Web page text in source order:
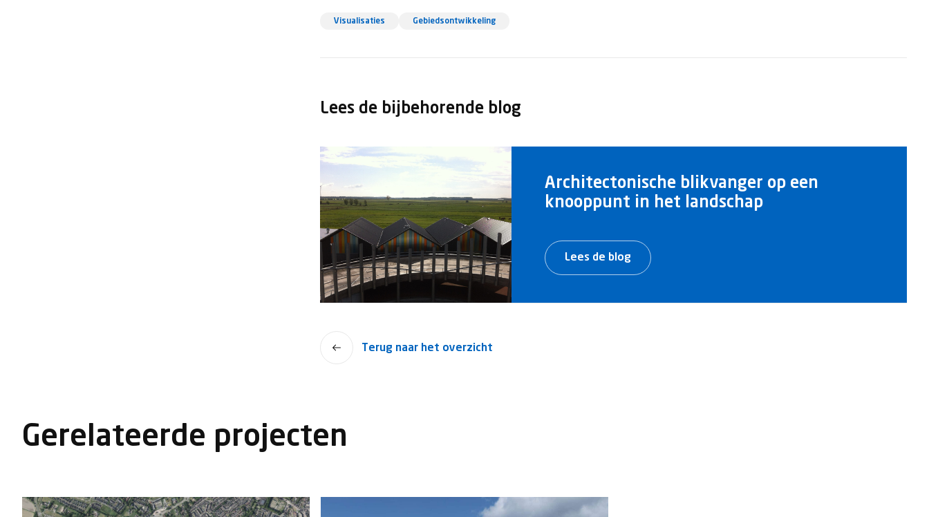
Visualisaties Gebiedsontwikkeling
Lees de bijbehorende blog
Architectonische blikvanger op een
knooppunt in het landschap
Lees de blog
Terug naar het overzicht
Gerelateerde projecten